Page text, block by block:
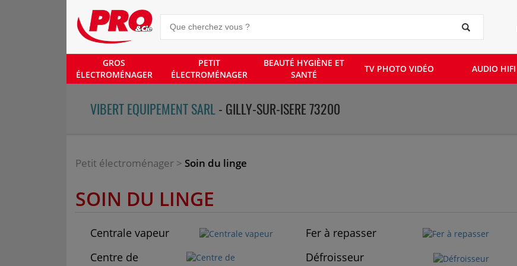
GROS
ÉLECTROMÉNAGER
PETIT
ÉLECTROMÉNAGER
BEAUTÉ HYGIÈNE ET
SANTÉ
TV PHOTO VIDÉO AUDIO HIFI
VIBERT EQUIPEMENT SARL- GILLY-SUR-ISERE 73200
Petit électroménager > Soin du linge
SOIN DU LINGE
Centrale vapeur Fer à repasser
Centre de
Défroisseur